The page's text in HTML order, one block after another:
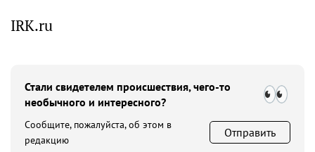
IRK.ru
Стали свидетелем происшествия, чего-то
необычного и интересного?
Сообщите, пожалуйста, об этом в
редакцию
Отправить